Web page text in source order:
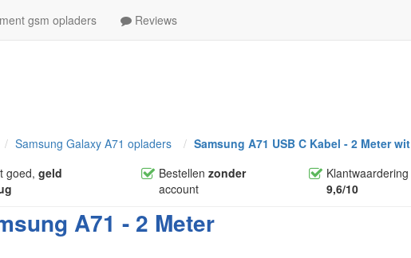
gsm opladers Reviews
Samsung Galaxy A71 opladers
Samsung A71 USB C Kabel - 2 Meter wit
goed,geld
Bestellen zonder
account
Klantwaardering
9,6/10
A71 - 2 Meter